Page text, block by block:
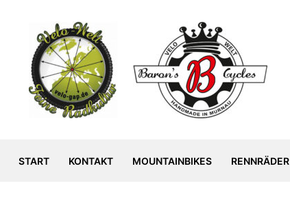
START KONTAKT MOUNTAINBIKES RENNRÄDER